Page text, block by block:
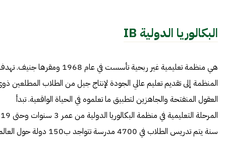
البكالوريا الدولية IB
هي منظمة تعليمية غير ربحية تأسست في عام 1968 ومقرها جنيف.
المنظمة إلى تقديم تعليم عالي الجودة لإنتاج جيل من الطلاب المطلعين
العقول المنفتحة والجاهزين لتطبيق ما تعلموه في الحياة الواقعية. تبدأ
المرحلة التعليمية في منظمة البكالوريا الدولية من عمر 3 سنوات وحتى 19
سنة يتم تدريس الطلاب في 4700 مدرسة تتواجد ب150 دولة حول العالم.